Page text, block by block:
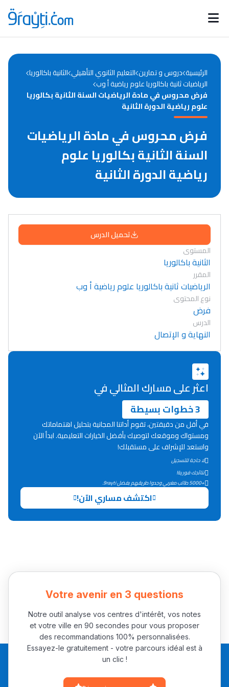
Catégories
d'actualités
Annonces bourses
Lycée Maroc
Collège au Maroc
Interviews/Vidéos
+ de 89 Interviews/Vidéos
دليل المهن
الرئيسية دروس و تمارين التعليم الثانوي التأهيلي الثانية باكالوريا
الرياضيات ثانية باكالوريا علوم رياضية أ وب
فرض محروس في مادة الرياضيات السنة الثانية بكالوريا
علوم رياضية الدورة الثانية
فرض محروس في مادة الرياضيات
السنة الثانية بكالوريا علوم
رياضية الدورة الثانية
تحميل الدرس
المستوى
الثانية باكالوريا
المقرر
الرياضيات ثانية باكالوريا علوم رياضية أ وب
نوع المحتوى
فرض
الدرس
النهاية و الإتصال
اعثر على مسارك المثالي في
3 خطوات بسيطة
في أقل من دقيقتين، تقوم أداتنا المجانية بتحليل اهتماماتك
ومستواك وموقعك لتوصيك بأفضل الخيارات التعليمية. ابدأ الآن
واستعد للإشراف على مستقبلك!
لا حاجة للتسجيل
نتائجك فورية!
+5000 طالب مغربي وجدوا طريقهم بفضل 9rayti.
اكتشف مساري الآن!
Votre avenir en 3 questions
Notre outil analyse vos centres d'intérêt, vos notes
et votre ville en 90 secondes pour vous proposer
des recommandations 100% personnalisées.
Essayez-le gratuitement - votre parcours idéal est à
un clic !